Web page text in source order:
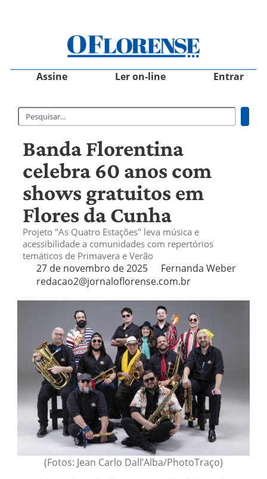
Assine Ler on-line Entrar
Banda Florentina
celebra 60 anos com
shows gratuitos em
Flores da Cunha
Projeto "As Quatro Estações" leva música e
acessibilidade a comunidades com repertórios
temáticos de Primavera e Verão
27 de novembro de 2025
Fernanda Weber
redacao2@jornaloflorense.com.br
(Fotos: Jean Carlo Dall’Alba/PhotoTraço)